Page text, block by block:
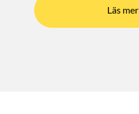
Läs mer